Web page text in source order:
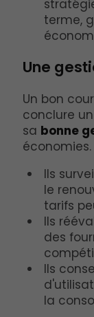
terme,
Une
Un bon
conclure
sa bonne
économies.
Ils
le
tarifs
Ils
des
Ils
la